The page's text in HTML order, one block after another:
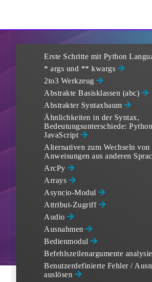
Erste Schritte mit Python
* args und ** kwargs
2to3 Werkzeug
Abstrakte Basisklassen (abc)
Abstrakter Syntaxbaum
Ähnlichkeiten in der Syntax,
Bedeutungsunterschiede:
JavaScript
Alternativen zum Wechseln von
Anweisungen aus anderen
ArcPy
Arrays
Asyncio-Modul
Attribut-Zugriff
Audio
Ausnahmen
Bedienmodul
Befehlszeilenargumente
Benutzerdefinierte Fehler /
auslösen